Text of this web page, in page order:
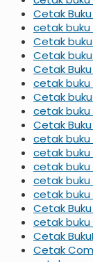
Cetak
cetak
Cetak
Cetak
Cetak
cetak
Cetak
cetak buku
Cetak
cetak
cetak
cetak
cetak
cetak buku
Cetak
cetak
Cetak
Cetak